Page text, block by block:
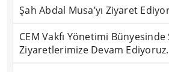
Şah Abdal Musa’yı Ziyaret
CEM Vakfı Yönetimi Bünyesinde
Ziyaretlerimize Devam Ediyoruz.